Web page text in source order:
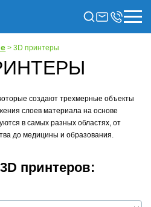
> 3D принтеры
создают трехмерные объекты
слоев материала на основе
в самых разных областях, от
до медицины и образования.
принтеров: